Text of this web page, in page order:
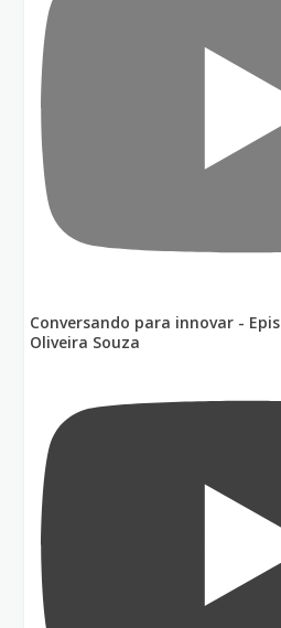
Conversando para innovar -
Oliveira Souza